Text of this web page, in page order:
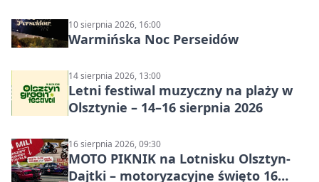
10 sierpnia 2026, 16:00
Warmińska Noc Perseidów
14 sierpnia 2026, 13:00
Letni festiwal muzyczny na plaży w
Olsztynie – 14–16 sierpnia 2026
16 sierpnia 2026, 09:30
MOTO PIKNIK na Lotnisku Olsztyn-
Dajtki – motoryzacyjne święto 16